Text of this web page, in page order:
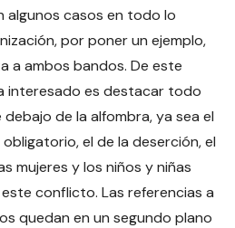
algunos casos en todo lo
por poner un ejemplo,
a ambos bandos. De este
interesado es destacar todo
de la alfombra, ya sea el
el de la deserción, el
mujeres y los niños y niñas
conflicto. Las referencias a
quedan en un segundo plano